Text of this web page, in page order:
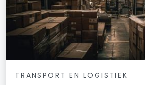
TRANSPORT EN LOGISTIEK